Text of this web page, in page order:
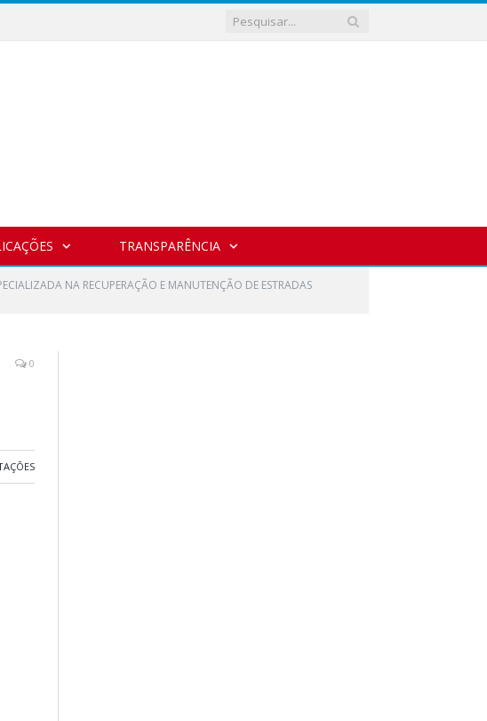
TRANSPARÊNCIA
NA RECUPERAÇÃO E MANUTENÇÃO DE ESTRADAS
0